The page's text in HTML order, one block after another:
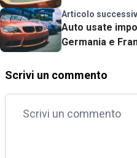
Articolo
Auto usate
Germania e
Scrivi un commento